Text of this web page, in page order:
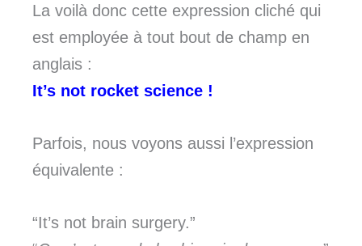
La voilà donc cette expression cliché qui
est employée à tout bout de champ en
anglais :
It’s not rocket science !
Parfois, nous voyons aussi l’expression
équivalente :
“It’s not brain surgery.”